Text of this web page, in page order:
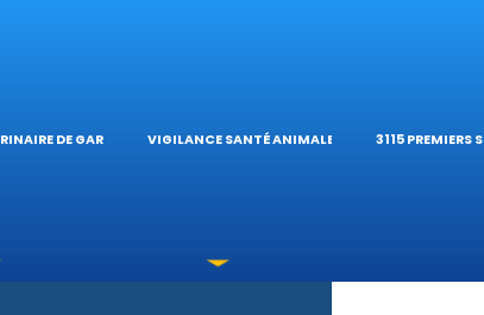
DE GARDE
DU
VIGILANCE SANTÉ ANIMALE
GUIDES
3115 PREMIERS